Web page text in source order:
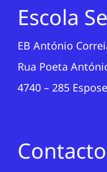
EDD
Escola
EB António
Rua Poeta
4740 – 285